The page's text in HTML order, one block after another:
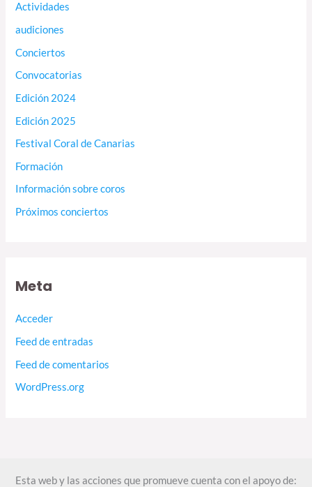
Actividades
audiciones
Conciertos
Convocatorias
Edición 2024
Edición 2025
Festival Coral de Canarias
Formación
Información sobre coros
Próximos conciertos
Meta
Acceder
Feed de entradas
Feed de comentarios
WordPress.org
Esta web y las acciones que promueve cuenta con el apoyo de: